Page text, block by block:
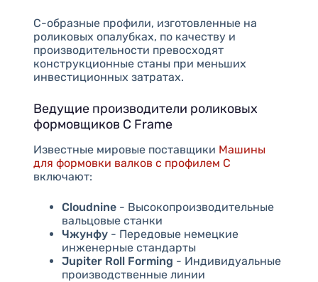
С-образные профили, изготовленные на
роликовых опалубках, по качеству и
производительности превосходят
конструкционные станы при меньших
инвестиционных затратах.
Ведущие производители роликовых
формовщиков C Frame
Известные мировые поставщики Машины
для формовки валков с профилем C
включают:
Cloudnine- Высокопроизводительные
вальцовые станки
Чжунфу- Передовые немецкие
инженерные стандарты
Jupiter Roll Forming - Индивидуальные
производственные линии